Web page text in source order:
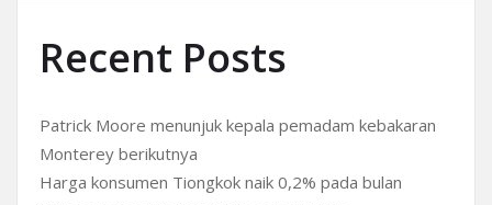
Recent Posts
Patrick Moore menunjuk kepala pemadam kebakaran
Monterey berikutnya
Harga konsumen Tiongkok naik 0,2% pada bulan